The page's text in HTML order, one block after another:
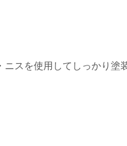
スを使用してしっかり塗